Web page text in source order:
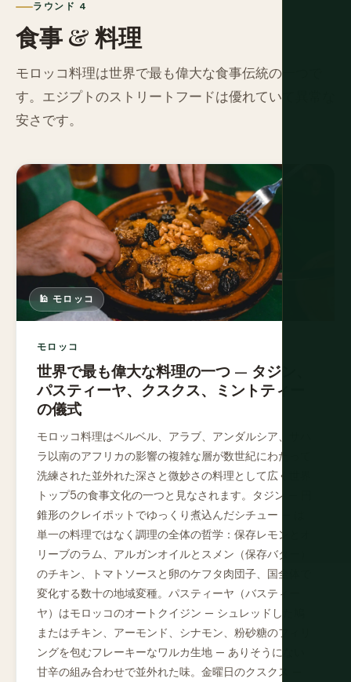
ラウンド 4
食事 & 料理
モロッコ料理は世界で最も偉大な食事伝統の一つで
す。エジプトのストリートフードは優れていて異常な
安さです。
🕌 モロッコ
モロッコ
世界で最も偉大な料理の一つ — タジン、
パスティーヤ、クスクス、ミントティー
の儀式
モロッコ料理はベルベル、アラブ、アンダルシア、サハ
ラ以南のアフリカの影響の複雑な層が数世紀にわたって
洗練された並外れた深さと微妙さの料理として広く世界
トップ5の食事文化の一つと見なされます。タジン — 円
錐形のクレイポットでゆっくり煮込んだシチュー — は
単一の料理ではなく調理の全体の哲学：保存レモンとオ
リーブのラム、アルガンオイルとスメン（保存バター）
のチキン、トマトソースと卵のケフタ肉団子、国全体で
変化する数十の地域変種。パスティーヤ（バスティー
ヤ）はモロッコのオートクイジン — シュレッドした鳩
またはチキン、アーモンド、シナモン、粉砂糖のフィリ
ングを包むフレーキーなワルカ生地 — ありそうにない
甘辛の組み合わせで並外れた味。金曜日のクスクス —